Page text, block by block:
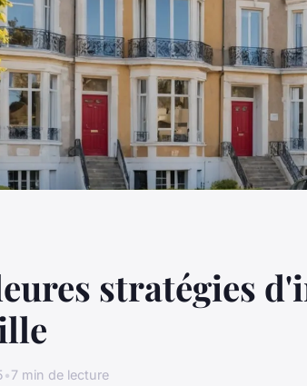
stratégies
•7 min de lecture